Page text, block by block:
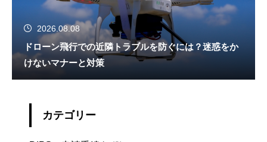
2026.08.08
ドローン飛行での近隣トラブルを防ぐには？迷惑をか
けないマナーと対策
カテゴリー